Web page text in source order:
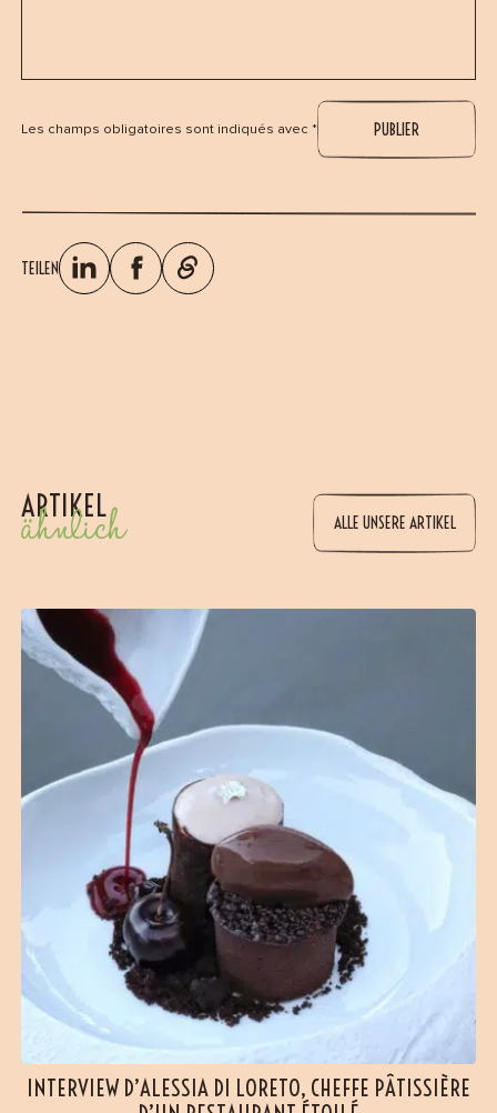
Les champs obligatoires sont indiqués avec *
TEILEN
ARTIKEL
ähnlich ALLE UNSERE ARTIKEL
INTERVIEW D’ALESSIA DI LORETO, CHEFFE PÂTISSIÈRE